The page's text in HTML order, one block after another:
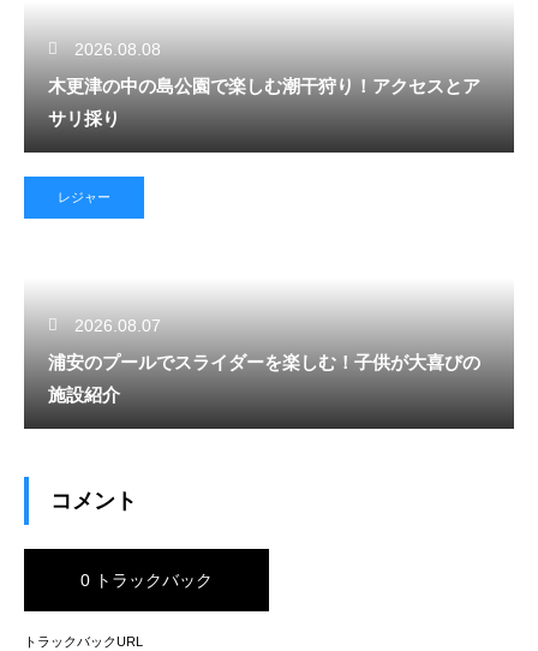
2026.08.08
木更津の中の島公園で楽しむ潮干狩り！アクセスとア
サリ採り
レジャー
2026.08.07
浦安のプールでスライダーを楽しむ！子供が大喜びの
施設紹介
コメント
0 トラックバック
トラックバックURL